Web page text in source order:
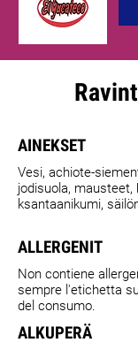
AINEKSET
Vesi, achiote-
jodisuola, mausteet,
ksantaanikumi,
ALLERGENIT
Non contiene
sempre l'etichetta
del consumo.
ALKUPERÄ